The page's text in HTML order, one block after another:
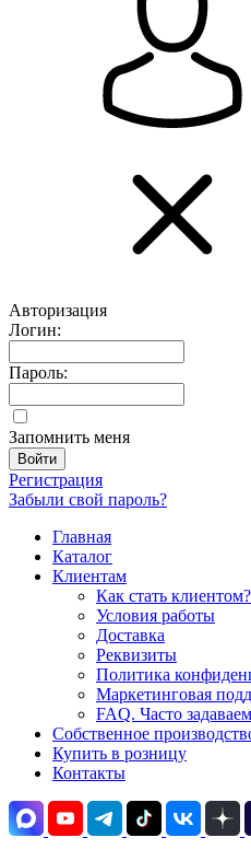
Авторизация
Логин:
Пароль:
Запомнить меня
Регистрация
Забыли свой пароль?
Главная
Каталог
Клиентам
Как стать клиентом?
Условия работы
Доставка
Реквизиты
Политика
Маркетинговая
FAQ. Часто
Собственное
Купить в розницу
Контакты